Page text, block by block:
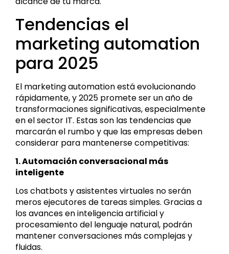
Tendencias el
marketing automation
para 2025
El marketing automation está evolucionando
rápidamente, y 2025 promete ser un año de
transformaciones significativas, especialmente
en el sector IT. Estas son las tendencias que
marcarán el rumbo y que las empresas deben
considerar para mantenerse competitivas:
1. Automación conversacional más
inteligente
Los chatbots y asistentes virtuales no serán
meros ejecutores de tareas simples. Gracias a
los avances en inteligencia artificial y
procesamiento del lenguaje natural, podrán
mantener conversaciones más complejas y
fluidas.